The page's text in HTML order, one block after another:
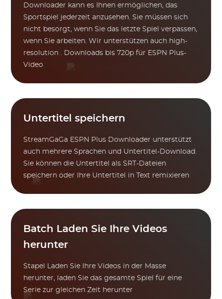
Downloader kann es Ihnen ermöglichen, das
Sportspiel jederzeit anzusehen. Sie müssen sich
nicht besorgt, wenn Sie das letzte Spiel verpassen,
wenn Sie arbeiten. Wir unterstützen auch high-
resolution . Downloads bis 720p für ESPN Plus-
Video
Untertitel speichern
StreamGaGa ESPN Plus Downloader unterstützt
auch mehrere Sprachen und Untertitel-Download.
Sie können die Untertitel als SRT-Dateien
speichern oder Ihre Untertitel in Text remixieren
Batch Laden Sie Ihre Videos
herunter
Stapel Laden Sie Ihre Videos in der Masse
herunter, laden Sie das gesamte Spiel für eine
Serie zur gleichen Zeit herunter